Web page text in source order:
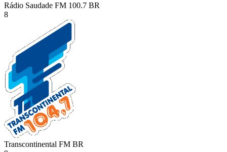
Rádio Saudade FM 100.7 BR
8
Transcontinental FM BR